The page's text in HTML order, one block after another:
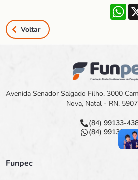
Voltar
Avenida Senador Salgado Filho, 3000
Nova, Natal - RN,
(84) 99133-
(84) 99133-
Funpec